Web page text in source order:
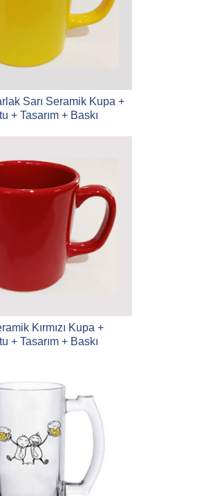
Sarı Seramik Kupa +
+ Tasarım + Baskı
Kırmızı Kupa +
+ Tasarım + Baskı